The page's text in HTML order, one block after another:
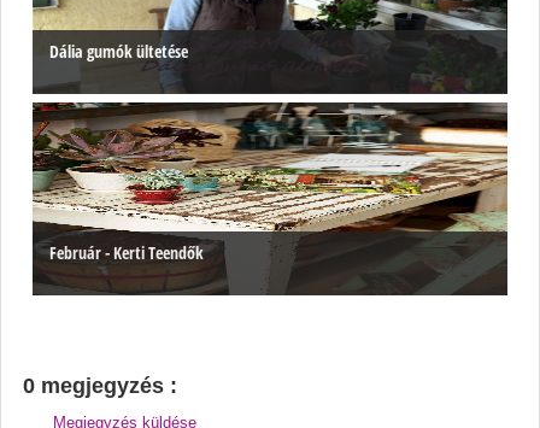
Dália gumók ültetése
Február - Kerti Teendők
0 megjegyzés :
Megjegyzés küldése